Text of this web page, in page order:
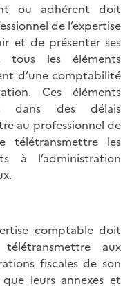
ou adhérent doit
de l’expertise
et de présenter ses
tous les éléments
d’une comptabilité
Ces éléments
dans des délais
au professionnel de
télétransmettre les
à l’administration
comptable doit
télétransmettre aux
fiscales de son
leurs annexes et